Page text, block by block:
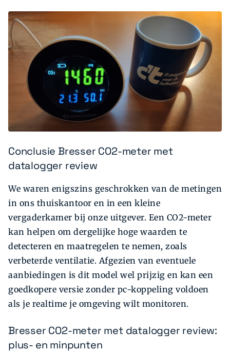
Conclusie Bresser CO2-meter met
datalogger review
We waren enigszins geschrokken van de metingen
in ons thuiskantoor en in een kleine
vergaderkamer bij onze uitgever. Een CO2-meter
kan helpen om dergelijke hoge waarden te
detecteren en maatregelen te nemen, zoals
verbeterde ventilatie. Afgezien van eventuele
aanbiedingen is dit model wel prijzig en kan een
goedkopere versie zonder pc-koppeling voldoen
als je realtime je omgeving wilt monitoren.
Bresser CO2-meter met datalogger review:
plus- en minpunten